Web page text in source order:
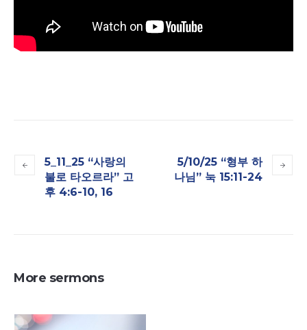
5_11_25 “사랑의
불로 타오르라” 고
후 4:6-10, 16
5/10/25 “형부 하
나님” 눅 15:11-24
More sermons